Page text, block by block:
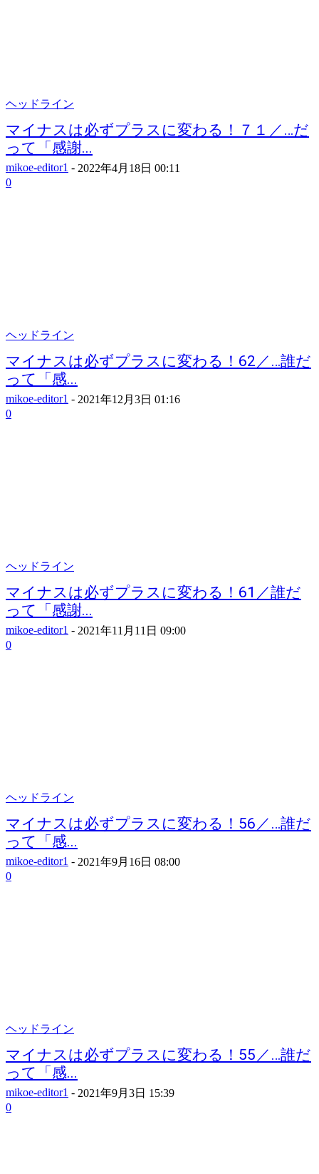
ヘッドライン
マイナスは必ずプラスに変わる！７１／…だ
って「感謝...
mikoe-editor1 - 2022年4月18日 00:11
0
ヘッドライン
マイナスは必ずプラスに変わる！62／…誰だ
って「感...
mikoe-editor1 - 2021年12月3日 01:16
0
ヘッドライン
マイナスは必ずプラスに変わる！61／誰だ
って「感謝...
mikoe-editor1 - 2021年11月11日 09:00
0
ヘッドライン
マイナスは必ずプラスに変わる！56／…誰だ
って「感...
mikoe-editor1 - 2021年9月16日 08:00
0
ヘッドライン
マイナスは必ずプラスに変わる！55／…誰だ
って「感...
mikoe-editor1 - 2021年9月3日 15:39
0